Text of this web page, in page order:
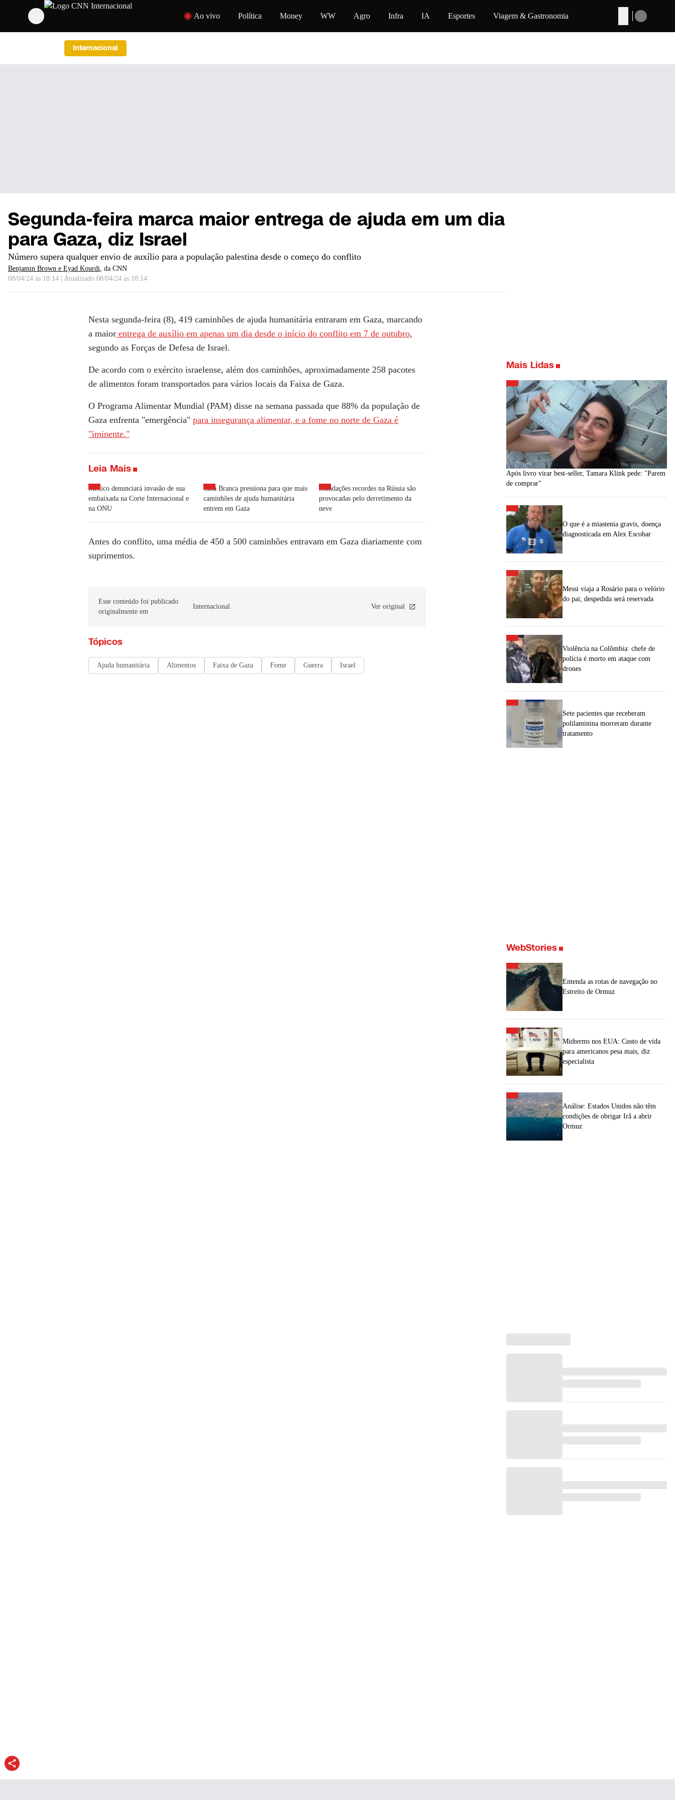
Buscar
Pular para o conteúdo
Ao vivo Política Money WW Agro Infra IA Esportes Viagem & Gastronomia
Internacional
Segunda-feira marca maior entrega de ajuda em um dia
para Gaza, diz Israel
Número supera qualquer envio de auxílio para a população palestina desde o começo do conflito
Benjamin Brown e Eyad Kourdi, da CNN
08/04/24 às 18:14
Atualizado 08/04/24 às 18:14
Nesta segunda-feira (8), 419 caminhões de ajuda humanitária entraram em Gaza, marcando
a maior entrega de auxílio em apenas um dia desde o início do conflito em 7 de outubro,
segundo as Forças de Defesa de Israel.
De acordo com o exército israelense, além dos caminhões, aproximadamente 258 pacotes
de alimentos foram transportados para vários locais da Faixa de Gaza.
O Programa Alimentar Mundial (PAM) disse na semana passada que 88% da população de
Gaza enfrenta "emergência" para insegurança alimentar, e a fome no norte de Gaza é
"iminente."
Leia Mais
México denunciará invasão de sua
embaixada na Corte Internacional e
na ONU
Casa Branca pressiona para que mais
caminhões de ajuda humanitária
entrem em Gaza
Inundações recordes na Rússia são
provocadas pelo derretimento da
neve
Antes do conflito, uma média de 450 a 500 caminhões entravam em Gaza diariamente com
suprimentos.
Esse conteúdo foi publicado
originalmente em
Internacional Ver original
Tópicos
Ajuda humanitária Alimentos Faixa de Gaza Fome Guerra Israel
Mais Lidas
Após livro virar best-seller, Tamara Klink pede: "Parem
de comprar"
O que é a miastenia gravis, doença
diagnosticada em Alex Escobar
Messi viaja a Rosário para o velório
do pai; despedida será reservada
Violência na Colômbia: chefe de
polícia é morto em ataque com
drones
Sete pacientes que receberam
polilaminina morreram durante
tratamento
WebStories
Entenda as rotas de navegação no
Estreito de Ormuz
Midterms nos EUA: Custo de vida
para americanos pesa mais, diz
especialista
Análise: Estados Unidos não têm
condições de obrigar Irã a abrir
Ormuz